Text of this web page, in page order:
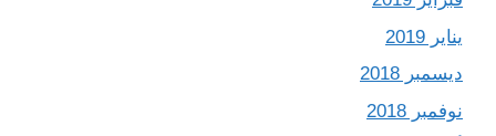
يناير 2019
ديسمبر 2018
نوفمبر 2018